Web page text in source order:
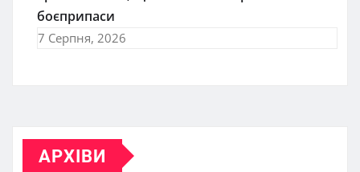
боєприпаси
7 Серпня, 2026
АРХІВИ